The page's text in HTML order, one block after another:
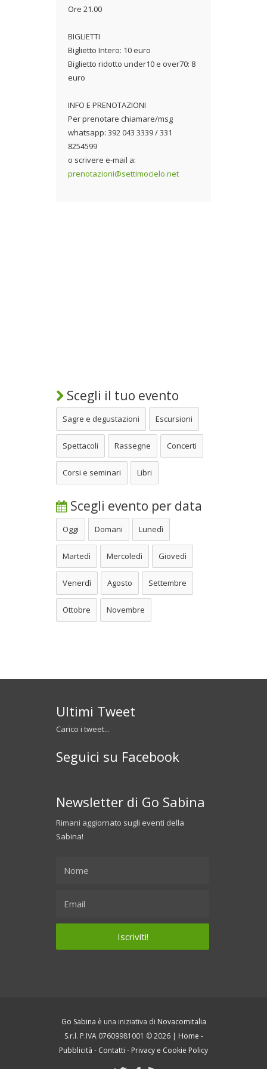
Ore 21.00
BIGLIETTI
Biglietto Intero: 10 euro
Biglietto ridotto under10 e over70: 8
euro
INFO E PRENOTAZIONI
Per prenotare chiamare/msg
whatsapp: 392 043 3339 / 331
8254599
o scrivere e-mail a:
prenotazioni@settimocielo.net
Scegli il tuo evento
Sagre e degustazioni Escursioni
Spettacoli Rassegne Concerti
Corsi e seminari Libri
Scegli evento per data
Oggi Domani Lunedì
Martedì Mercoledì Giovedì
Venerdì Agosto Settembre
Ottobre Novembre
Ultimi Tweet
Carico i tweet...
Seguici su Facebook
Newsletter di Go Sabina
Rimani aggiornato sugli eventi della
Sabina!
Go Sabina è una iniziativa di Novacomitalia
S.r.l. P.IVA 07609981001 © 2026 | Home -
Pubblicità - Contatti - Privacy e Cookie Policy